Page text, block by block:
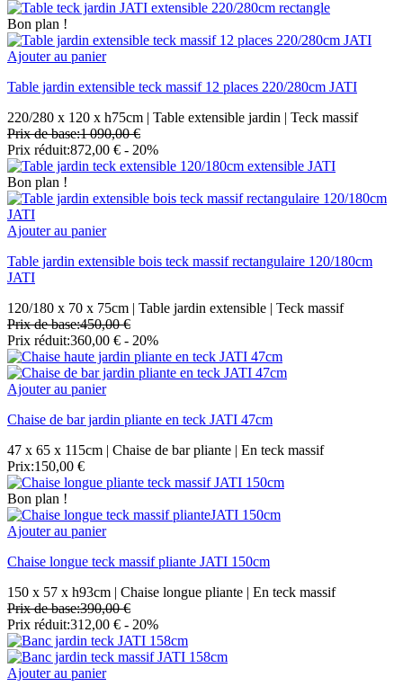
Bon plan !
Ajouter au panier
Table jardin extensible teck massif 12 places 220/280cm JATI
220/280 x 120 x h75cm | Table extensible jardin | Teck massif
Prix de base:1 090,00 €
Prix réduit:872,00 € - 20%
Bon plan !
Ajouter au panier
Table jardin extensible bois teck massif rectangulaire 120/180cm
JATI
120/180 x 70 x 75cm | Table jardin extensible | Teck massif
Prix de base:450,00 €
Prix réduit:360,00 € - 20%
Ajouter au panier
Chaise de bar jardin pliante en teck JATI 47cm
47 x 65 x 115cm | Chaise de bar pliante | En teck massif
Prix:150,00 €
Bon plan !
Ajouter au panier
Chaise longue teck massif pliante JATI 150cm
150 x 57 x h93cm | Chaise longue pliante | En teck massif
Prix de base:390,00 €
Prix réduit:312,00 € - 20%
Ajouter au panier